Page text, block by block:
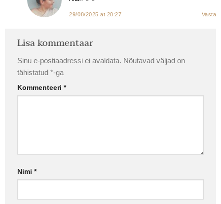
29/08/2025 at 20:27 Vasta
Lisa kommentaar
Sinu e-postiaadressi ei avaldata. Nõutavad väljad on
tähistatud *-ga
Kommenteeri *
Nimi *